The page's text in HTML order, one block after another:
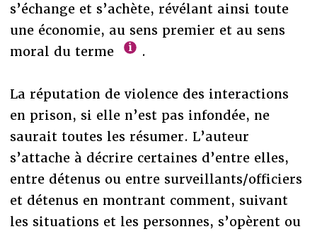
s’échange et s’achète, révélant ainsi toute
une économie, au sens premier et au sens
moral du terme
.
La réputation de violence des interactions
en prison, si elle n’est pas infondée, ne
saurait toutes les résumer. L’auteur
s’attache à décrire certaines d’entre elles,
entre détenus ou entre surveillants/officiers
et détenus en montrant comment, suivant
les situations et les personnes, s’opèrent ou